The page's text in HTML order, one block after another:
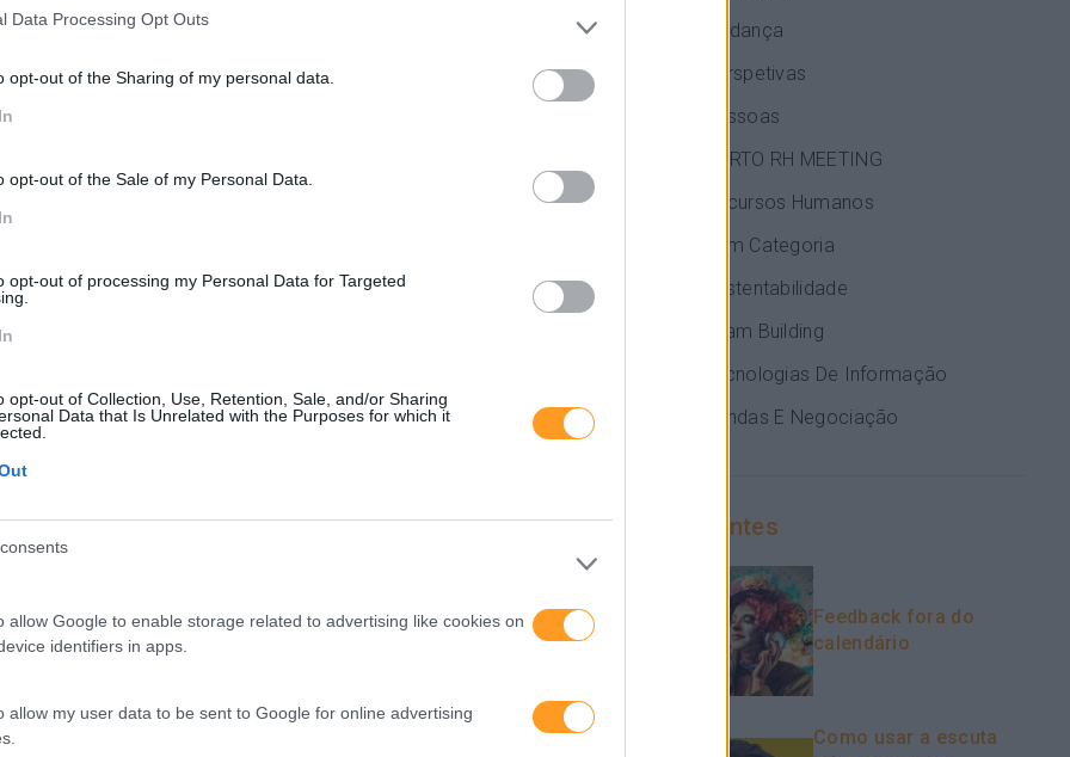
Data Processing Opt Outs
opt-out of the Sharing of my personal data.
opt-out of the Sale of my Personal Data.
opt-out of processing my Personal Data for Targeted
opt-out of Collection, Use, Retention, Sale, and/or Sharing
Data that Is Unrelated with the Purposes for which it
allow Google to enable storage related to advertising like cookies on
identifiers in apps.
allow my user data to be sent to Google for online advertising
Bizz
. Há muito que defendemos que as empresas que ignorarem a
ou mais cedo, vão acabar por se tornar irrelevantes.
terão, mais que nunca, de reconhecer que a sua missão vai muito
Quentin Millington, fundador da Marble Brook, explica no portal
tipo de liderança – a liderança sustentável.
em agentes poderosos para a mudança social. Os negócios já não
força poderosa em relação à forma como o mundo inteiro se move”,
que empresas “comandam enormes recursos que influenciam
as vidas dos seus colaboradores, parceiros e consumidores”.
que reconhecem que o seu negócio faz parte da sociedade e que, por
empresarial, como o Dow Jones Sustainability Index,
que não estão nestes índices.
CEO das organizações devem garantir que todos os seus
de uma abordagem mais sustentável aos seus negócios. Por
mais relevante na sociedade, os líderes terão de tomar decisões
colher ganhos a longo prazo. E a sua empresa, já tem uma estratégia
Sustentabilidade Nas Organizações
Mudança
Perspetivas
Pessoas
PORTO RH MEETING
Recursos Humanos
Sem Categoria
Sustentabilidade
Team Building
Tecnologias De Informação
Vendas E Negociação
Recentes
Feedback fora do
calendário
Como usar a escuta